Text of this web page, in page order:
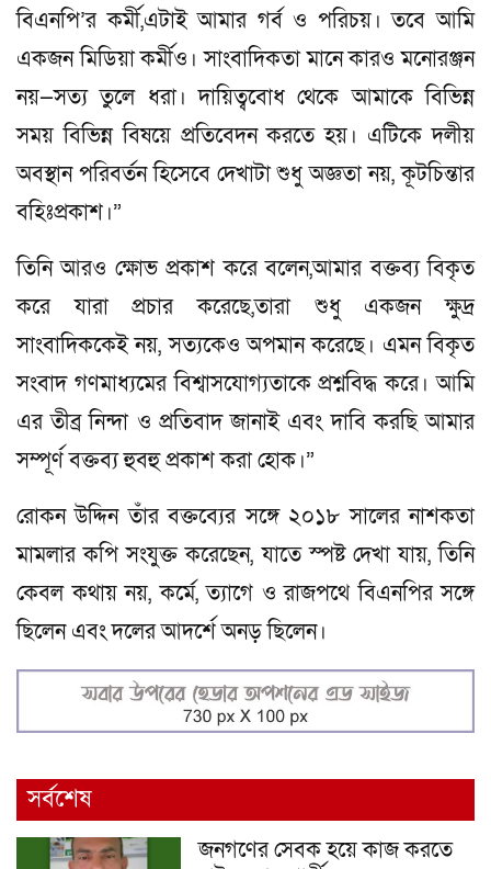
বিএনপি’র কর্মী,এটাই আমার গর্ব ও পরিচয়। তবে আমি
একজন মিডিয়া কর্মীও। সাংবাদিকতা মানে কারও মনোরঞ্জন
নয়—সত্য তুলে ধরা। দায়িত্ববোধ থেকে আমাকে বিভিন্ন
সময় বিভিন্ন বিষয়ে প্রতিবেদন করতে হয়। এটিকে দলীয়
অবস্থান পরিবর্তন হিসেবে দেখাটা শুধু অজ্ঞতা নয়, কূটচিন্তার
বহিঃপ্রকাশ।”
তিনি আরও ক্ষোভ প্রকাশ করে বলেন,আমার বক্তব্য বিকৃত
করে যারা প্রচার করেছে,তারা শুধু একজন ক্ষুদ্র
সাংবাদিককেই নয়, সত্যকেও অপমান করেছে। এমন বিকৃত
সংবাদ গণমাধ্যমের বিশ্বাসযোগ্যতাকে প্রশ্নবিদ্ধ করে। আমি
এর তীব্র নিন্দা ও প্রতিবাদ জানাই এবং দাবি করছি আমার
সম্পূর্ণ বক্তব্য হুবহু প্রকাশ করা হোক।”
রোকন উদ্দিন তাঁর বক্তব্যের সঙ্গে ২০১৮ সালের নাশকতা
মামলার কপি সংযুক্ত করেছেন, যাতে স্পষ্ট দেখা যায়, তিনি
কেবল কথায় নয়, কর্মে, ত্যাগে ও রাজপথে বিএনপির সঙ্গে
ছিলেন এবং দলের আদর্শে অনড় ছিলেন।
সর্বশেষ
জনগণের সেবক হয়ে কাজ করতে